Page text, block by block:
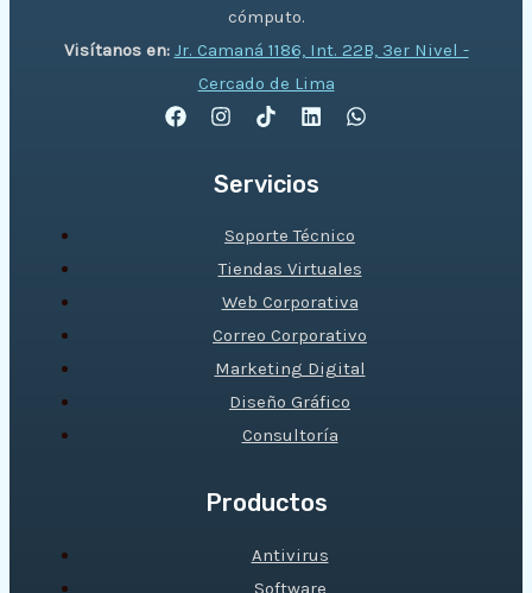
cómputo.
Visítanos en: Jr. Camaná 1186, Int. 22B, 3er Nivel -
Cercado de Lima
Servicios
Soporte Técnico
Tiendas Virtuales
Web Corporativa
Correo Corporativo
Marketing Digital
Diseño Gráfico
Consultoría
Productos
Antivirus
Software